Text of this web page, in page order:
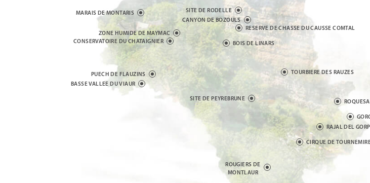
MARAIS DE MONTARIS
PUECH DE FLAUZINS
RAJAL DEL
CIRQUE DE
SITE DE PEYREBRUNE
BOIS DE LINARS
ZONE HUMIDE DE MAYMAC
BASSE VALLEE DU VIAUR
CONSERVATOIRE DU CHATAIGNIER
ROUGIERS DE
MONTLAUR
TOURBIERE DES RAUZES
RESERVE DE CHASSE DU CAUSSE COMTAL
CANYON DE BOZOULS
SITE DE RODELLE